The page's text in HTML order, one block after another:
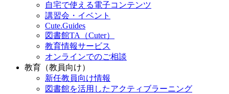
自宅で使える電子コンテンツ
講習会・イベント
Cute.Guides
図書館TA（Cuter）
教育情報サービス
オンラインでのご相談
教育（教員向け）
新任教員向け情報
図書館を活用したアクティブラーニング